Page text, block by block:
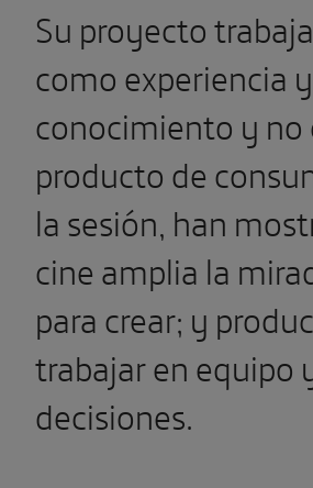
Su proyecto
como experiencia
conocimiento y no
producto de
la sesión, han
cine amplia la
para crear; y
trabajar en equipo
decisiones.